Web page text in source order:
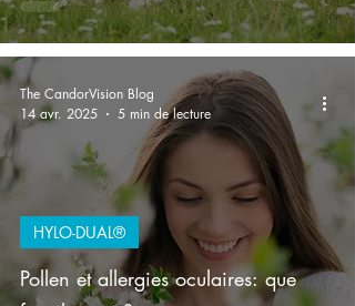
Pollen et allergies oculaires: que
HYLO-DUAL®
The CandorVision Blog
14 avr. 2025
5 min de lecture